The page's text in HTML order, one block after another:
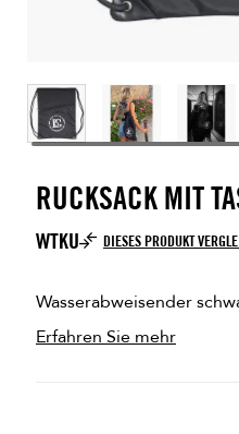
RUCKSACK MIT
WTKU DIESES PRODUKT
Wasserabweisender
Erfahren Sie mehr